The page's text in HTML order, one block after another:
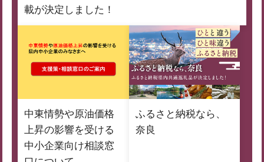
載が決定しました！
中東情勢や原油価格
上昇の影響を受ける
中小企業向け相談窓
ふるさと納税なら、
奈良